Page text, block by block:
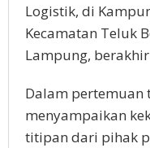
Logistik, di
Kecamatan Teluk
Lampung,
Dalam pertemuan
menyampaikan
titipan dari pihak